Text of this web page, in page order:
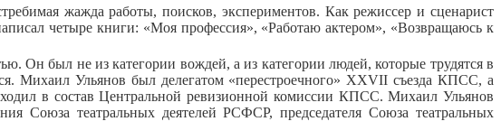
жажда работы, поисков, экспериментов. Как режиссер и сценарист
четыре книги: «Моя профессия», «Работаю актером», «Возвращаюсь к
Он был не из категории вождей, а из категории людей, которые трудятся в
Михаил Ульянов был делегатом «перестроечного» XXVII съезда КПСС, а
в состав Центральной ревизионной комиссии КПСС. Михаил Ульянов
Союза театральных деятелей РСФСР, председателя Союза театральных